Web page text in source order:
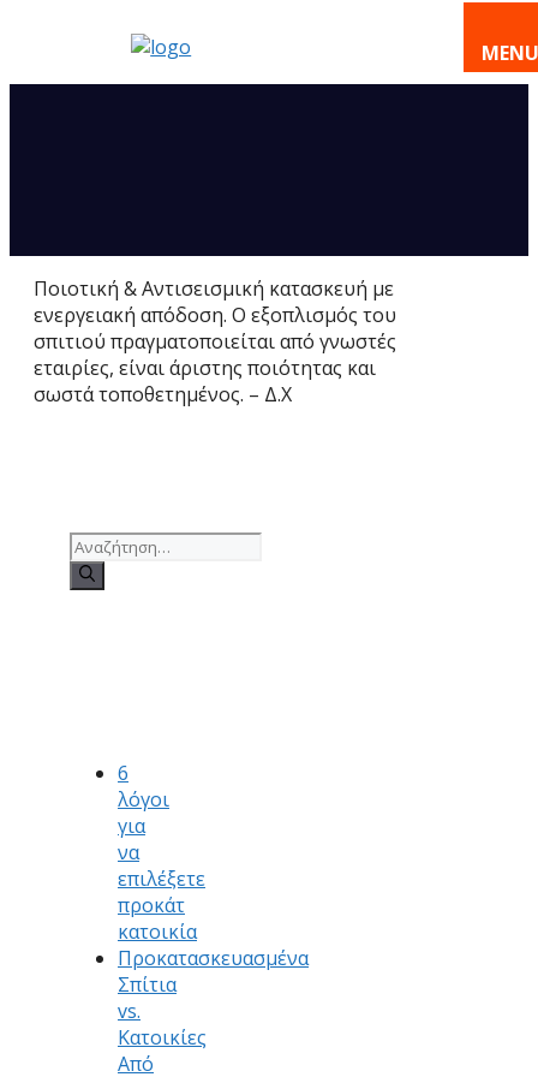
Ποιοτική & Αντισεισμική κατασκευή με
ενεργειακή απόδοση. Ο εξοπλισμός του
σπιτιού πραγματοποιείται από γνωστές
εταιρίες, είναι άριστης ποιότητας και
σωστά τοποθετημένος. – Δ.Χ
Αναζήτηση
για:
6
λόγοι
για
να
επιλέξετε
προκάτ
κατοικία
Προκατασκευασμένα
Σπίτια
vs.
Κατοικίες
Από